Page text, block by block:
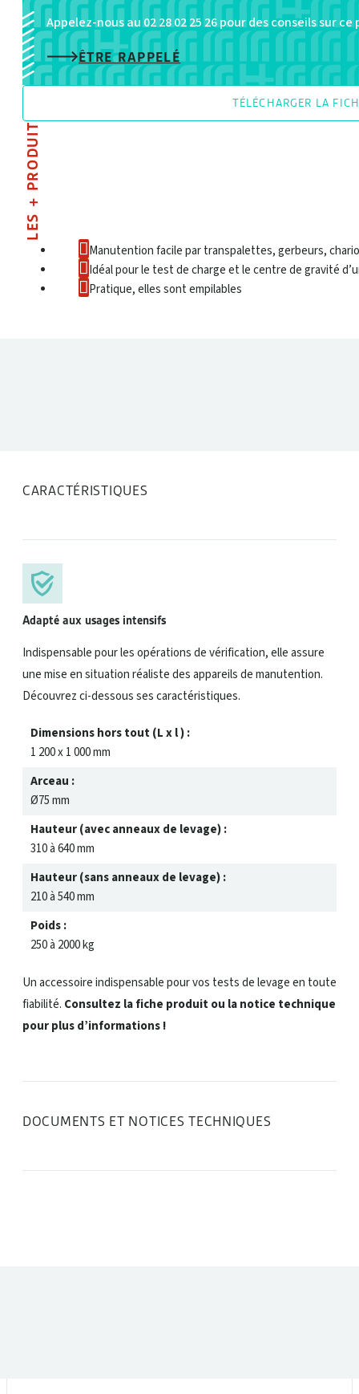
Appelez-nous au 02 28 02 25 26 pour des conseils sur
ÊTRE RAPPELÉ
TÉLÉCHARGER LA
LES + PRODUIT
Manutention facile par transpalettes, gerbeurs,
Idéal pour le test de charge et le centre de gravité
Pratique, elles sont empilables
CARACTÉRISTIQUES
Adapté aux usages intensifs
Indispensable pour les opérations de vérification, elle assure
une mise en situation réaliste des appareils de manutention.
Découvrez ci-dessous ses caractéristiques.
Dimensions hors tout (L x l ) :
1 200 x 1 000 mm
Arceau :
Ø75 mm
Hauteur (avec anneaux de levage) :
310 à 640 mm
Hauteur (sans anneaux de levage) :
210 à 540 mm
Poids :
250 à 2000 kg
Un accessoire indispensable pour vos tests de levage en toute
fiabilité. Consultez la fiche produit ou la notice technique
pour plus d’informations !
DOCUMENTS ET NOTICES TECHNIQUES